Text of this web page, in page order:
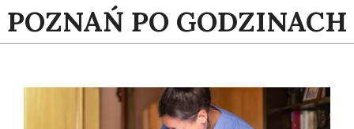
to
content
POZNAŃ PO GODZINACH